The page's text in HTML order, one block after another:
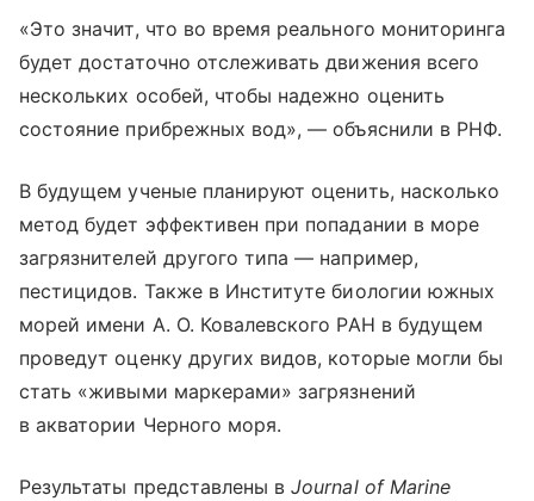
«Это значит, что во время реального мониторинга
будет достаточно отслеживать движения всего
нескольких особей, чтобы надежно оценить
состояние прибрежных вод», — объяснили в РНФ.
В будущем ученые планируют оценить, насколько
метод будет эффективен при попадании в море
загрязнителей другого типа — например,
пестицидов. Также в Институте биологии южных
морей имени А. О. Ковалевского РАН в будущем
проведут оценку других видов, которые могли бы
стать «живыми маркерами» загрязнений
в акватории Черного моря.
Результаты представлены вJournal of Marine